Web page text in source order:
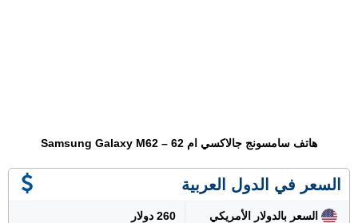
هاتف سامسونج جالاكسي ام 62 – Samsung Galaxy M62
السعر في الدول العربية
السعر بالدولار الأمريكي 260 دولار